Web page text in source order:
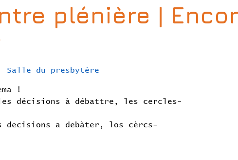
plénière |
Salle du presbytère
!
décisions à débattre, les cercles-
decisions a debàter, los cèrcs-